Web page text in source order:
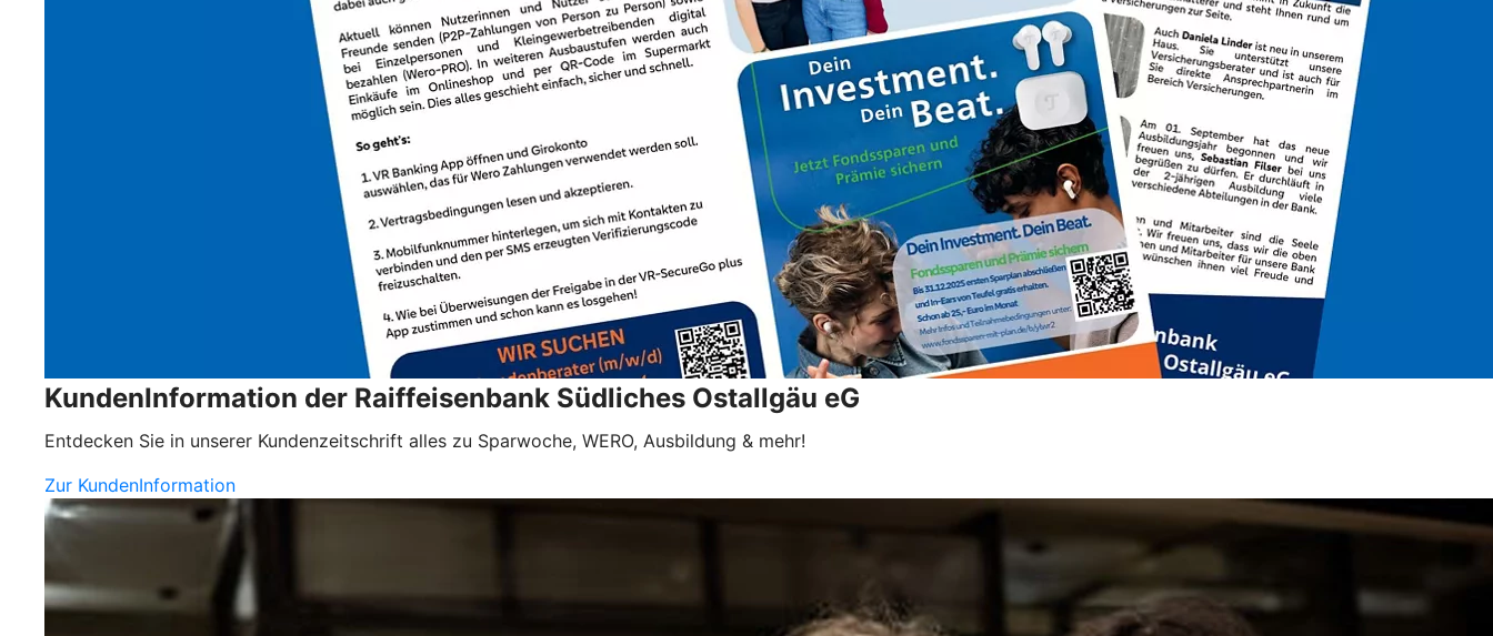
KundenInformation der Raiffeisenbank Südliches Ostallgäu eG
Entdecken Sie in unserer Kundenzeitschrift alles zu Sparwoche, WERO, Ausbildung & mehr!
Zur KundenInformation